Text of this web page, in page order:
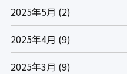
2025年5月 (2)
2025年4月 (9)
2025年3月 (9)